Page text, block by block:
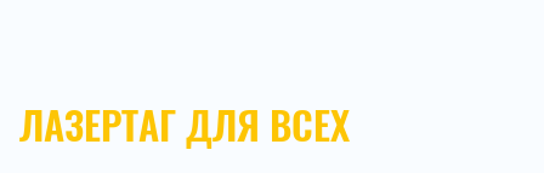
ЛАЗЕРТАГ ДЛЯ ВСЕХ